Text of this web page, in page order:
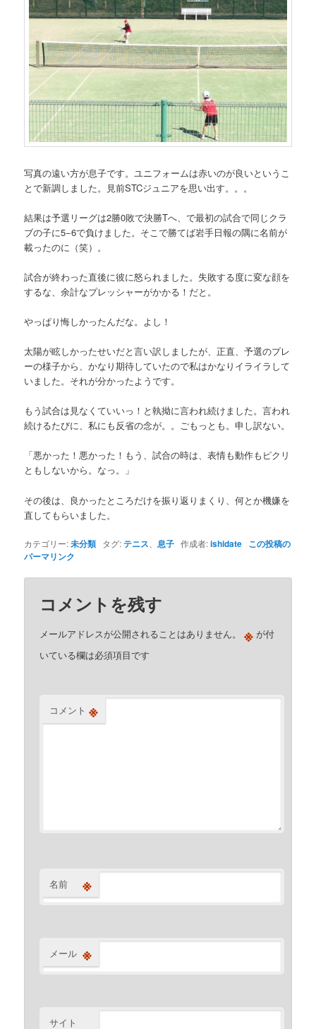
写真の遠い方が息子です。ユニフォームは赤いのが良いというこ
とで新調しました。見前STCジュニアを思い出す。。。
結果は予選リーグは2勝0敗で決勝Tへ、で最初の試合で同じクラ
ブの子に5−6で負けました。そこで勝てば岩手日報の隅に名前が
載ったのに（笑）。
試合が終わった直後に彼に怒られました。失敗する度に変な顔を
するな、余計なプレッシャーがかかる！だと。
やっぱり悔しかったんだな。よし！
太陽が眩しかったせいだと言い訳しましたが、正直、予選のプレ
ーの様子から、かなり期待していたので私はかなりイライラして
いました。それが分かったようです。
もう試合は見なくていいっ！と執拗に言われ続けました。言われ
続けるたびに、私にも反省の念が。。ごもっとも。申し訳ない。
「悪かった！悪かった！もう、試合の時は、表情も動作もピクリ
ともしないから。なっ。」
その後は、良かったところだけを振り返りまくり、何とか機嫌を
直してもらいました。
カテゴリー:未分類 タグ:テニス 息子 作成者:ishidate この投稿の
パーマリンク
コメントを残す
メールアドレスが公開されることはありません。 ※ が付
いている欄は必須項目です
コメント ※
名前 ※
メール ※
サイト